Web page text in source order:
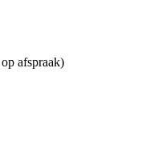
afspraak)